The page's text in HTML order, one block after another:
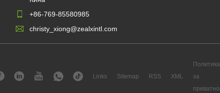
+86-769-85580985
christy_xiong@zealxintl.com
Links Sitemap RSS XML
Политика
за